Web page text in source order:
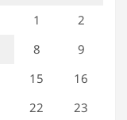
1
2
8
9
15
16
22
23